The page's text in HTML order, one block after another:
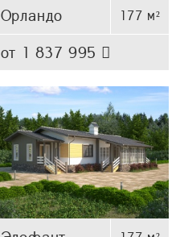
Орландо 177 м²
от 1 837 995